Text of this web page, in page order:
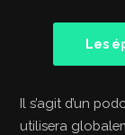
Les
Il s’agit d’un
utilisera